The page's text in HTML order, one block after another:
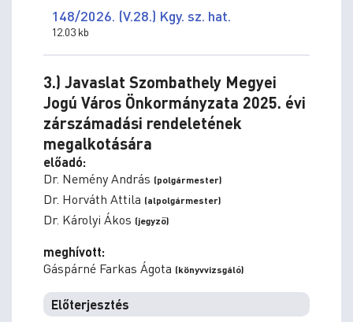
148/2026. (V.28.) Kgy. sz. hat.
12.03 kb
3.) Javaslat Szombathely Megyei
Jogú Város Önkormányzata 2025. évi
zárszámadási rendeletének
megalkotására
előadó:
Dr. Nemény András (polgármester)
Dr. Horváth Attila (alpolgármester)
Dr. Károlyi Ákos (jegyző)
meghívott:
Gáspárné Farkas Ágota (könyvvizsgáló)
Előterjesztés